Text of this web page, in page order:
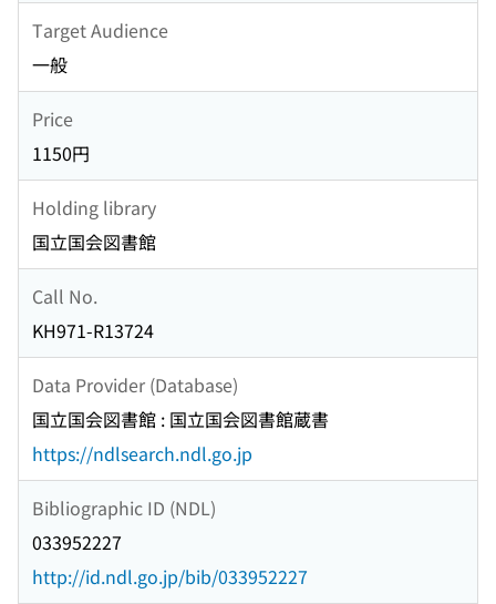
Target Audience
一般
Price
1150円
Holding library
国立国会図書館
Call No.
KH971-R13724
Data Provider (Database)
国立国会図書館 : 国立国会図書館蔵書
https://ndlsearch.ndl.go.jp
Bibliographic ID (NDL)
033952227
http://id.ndl.go.jp/bib/033952227